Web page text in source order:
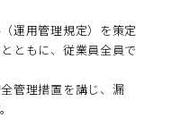
運用管理規定）を策定
ともに、従業員全員で
管理措置を講じ、漏